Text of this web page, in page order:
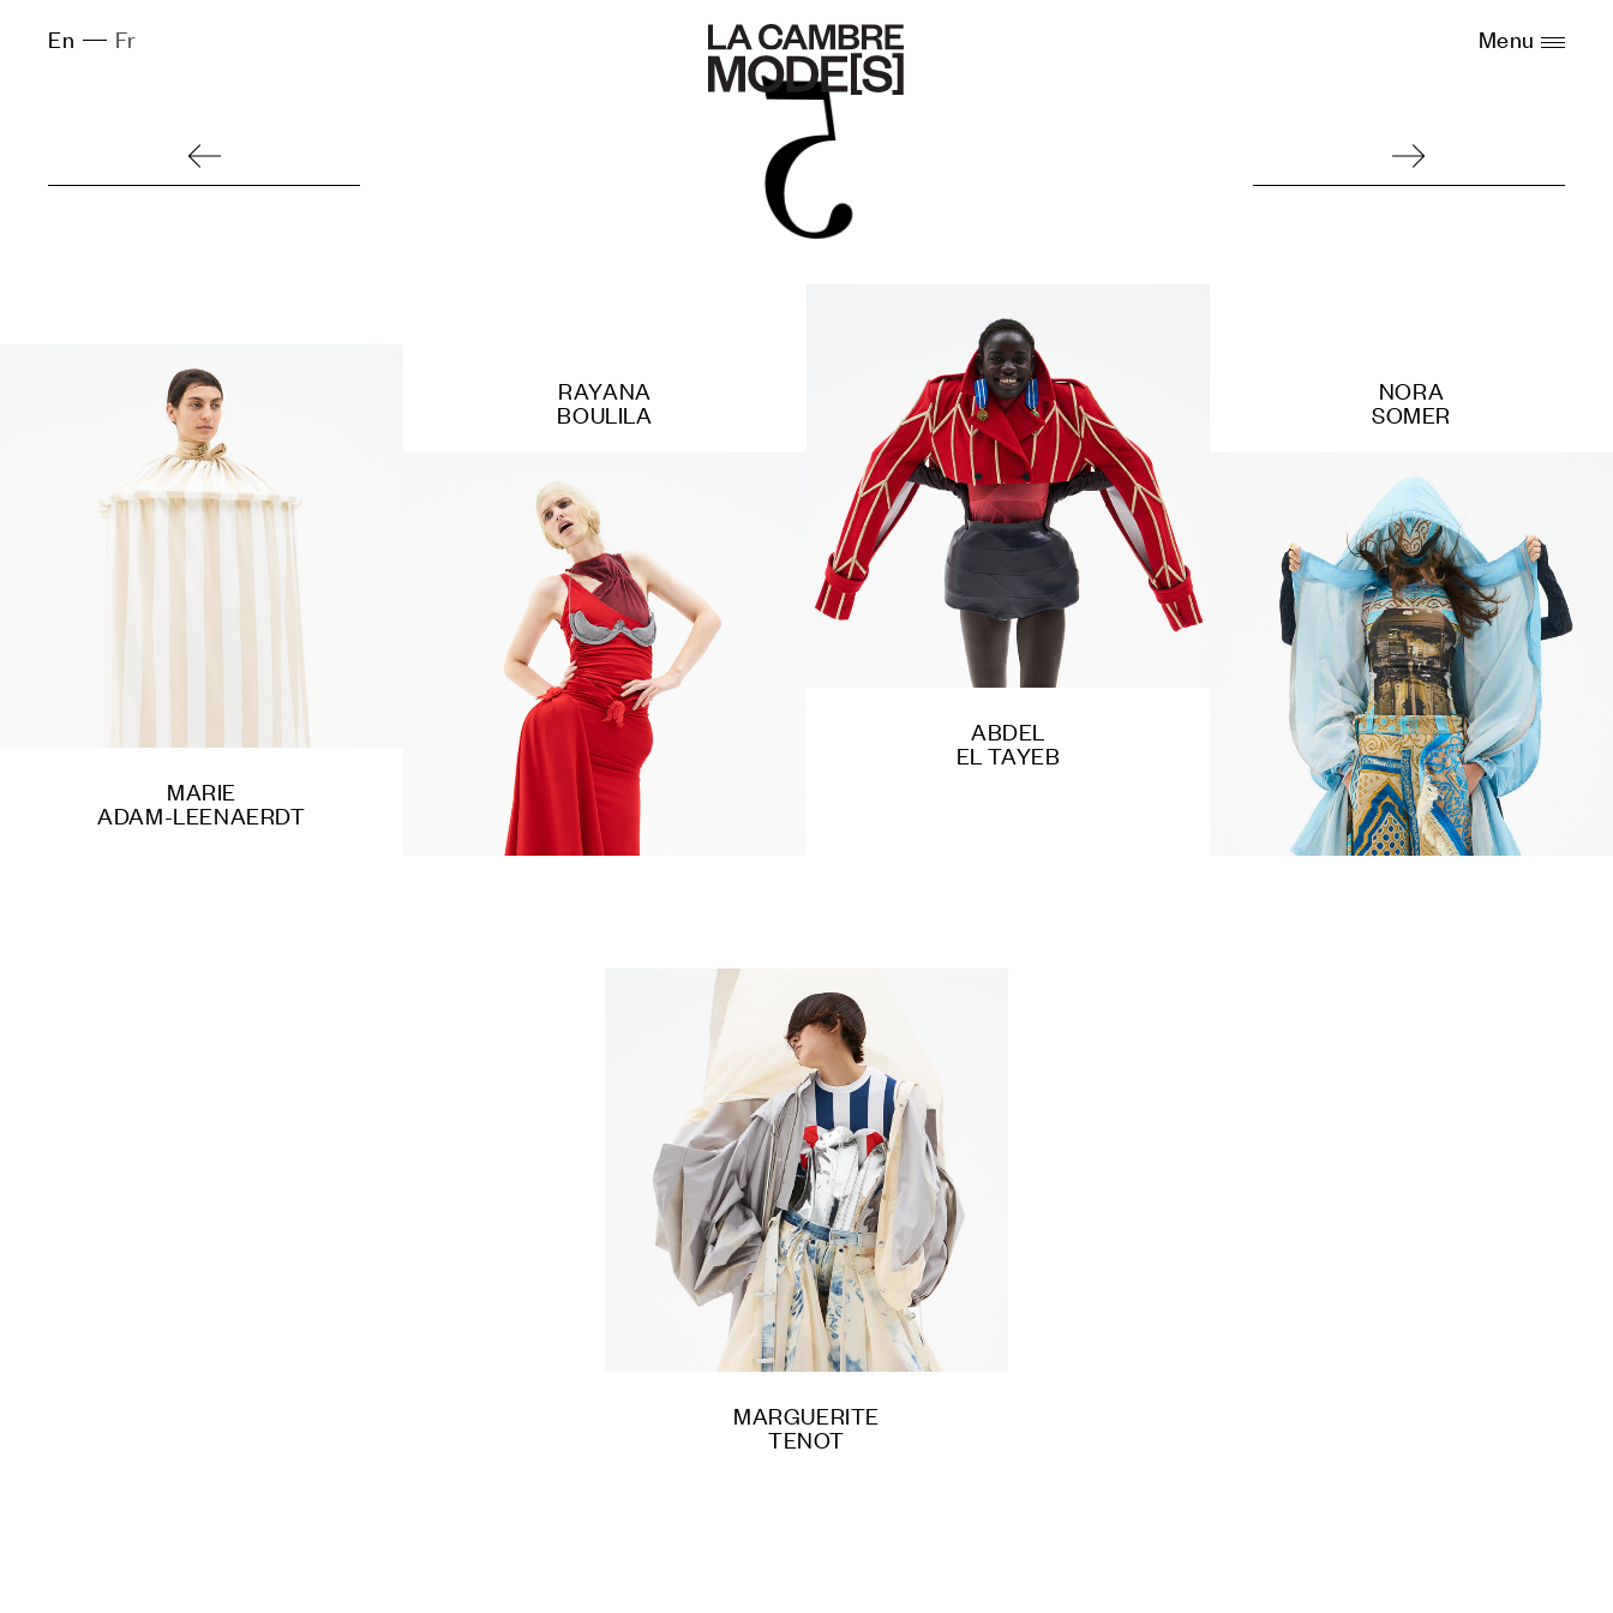
En Fr Menu
5
MARIE
ADAM-LEENAERDT
RAYANA
BOULILA
ABDEL
EL TAYEB
NORA
SOMER
MARGUERITE
TENOT